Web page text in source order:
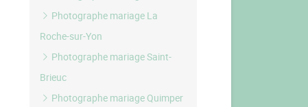
Photographe mariage La
Roche-sur-Yon
Photographe mariage Saint-
Brieuc
Photographe mariage Quimper